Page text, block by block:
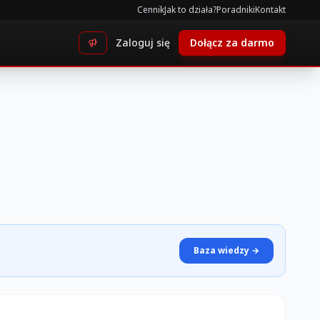
CennikJak to działa?PoradnikiKontakt
Zaloguj się Dołącz za darmo
Baza wiedzy →